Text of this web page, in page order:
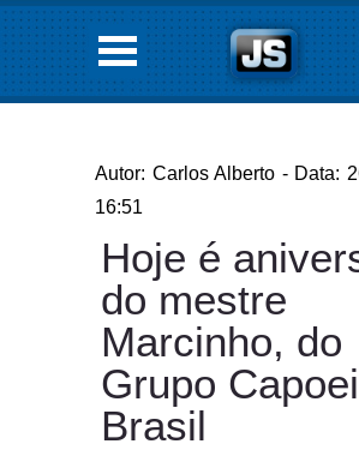
Autor: Carlos Alberto - Data:
16:51
Hoje é
do mestre
Marcinho, do
Grupo
Brasil